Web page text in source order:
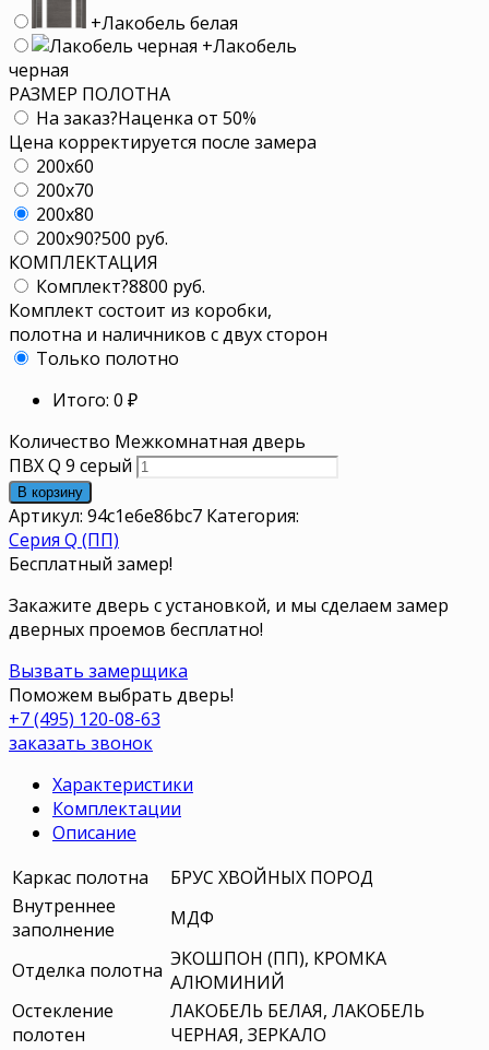
+Лакобель белая
+Лакобель
черная
РАЗМЕР ПОЛОТНА
На заказ?Наценка от 50%
Цена корректируется после замера
200x60
200x70
200x80
200x90?500 руб.
КОМПЛЕКТАЦИЯ
Комплект?8800 руб.
Комплект состоит из коробки,
полотна и наличников с двух сторон
Только полотно
Итого: 0 ₽
Количество Межкомнатная дверь
ПВХ Q 9 серый
В корзину
Артикул: 94c1e6e86bc7 Категория:
Серия Q (ПП)
Бесплатный замер!
Закажите дверь с установкой, и мы сделаем замер
дверных проемов бесплатно!
Вызвать замерщика
Поможем выбрать дверь!
+7 (495) 120-08-63
заказать звонок
Характеристики
Комплектации
Описание
Каркас полотна
БРУС ХВОЙНЫХ ПОРОД
Внутреннее
заполнение
МДФ
Отделка полотна ЭКОШПОН (ПП), КРОМКА
АЛЮМИНИЙ
Остекление
полотен
ЛАКОБЕЛЬ БЕЛАЯ, ЛАКОБЕЛЬ
ЧЕРНАЯ, ЗЕРКАЛО